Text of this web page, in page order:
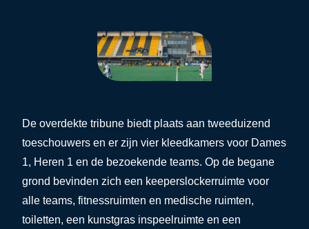
De overdekte tribune biedt plaats aan tweeduizend
toeschouwers en er zijn vier kleedkamers voor Dames
1, Heren 1 en de bezoekende teams. Op de begane
grond bevinden zich een keeperslockerruimte voor
alle teams, fitnessruimten en medische ruimten,
toiletten, een kunstgras inspeelruimte en een